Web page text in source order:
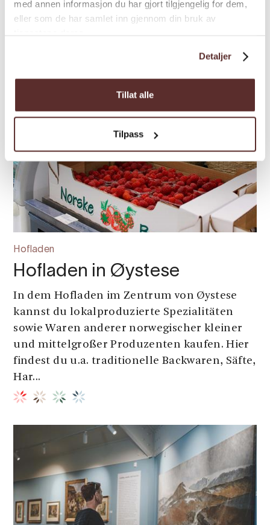
med annen informasjon du har gjort tilgjengelig for dem,
eller som de har samlet inn gjennom din bruk av
Detaljer
Tillat alle
Tilpass
Hofladen
Hofladen in Øystese
In dem Hofladen im Zentrum von Øystese
kannst du lokalproduzierte Spezialitäten
sowie Waren anderer norwegischer kleiner
und mittelgroßer Produzenten kaufen. Hier
findest du u.a. traditionelle Backwaren, Säfte,
Har...